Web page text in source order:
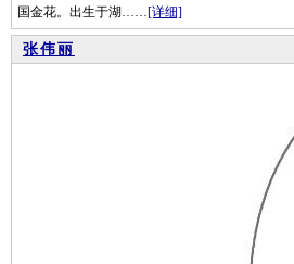
国金花。出生于湖……[详细]
张伟丽